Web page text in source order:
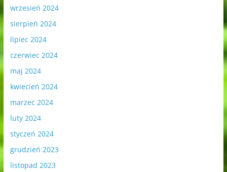
wrzesień 2024
sierpień 2024
lipiec 2024
czerwiec 2024
maj 2024
kwiecień 2024
marzec 2024
luty 2024
styczeń 2024
grudzień 2023
listopad 2023